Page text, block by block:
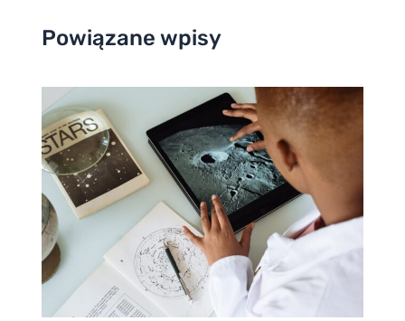
Powiązane wpisy